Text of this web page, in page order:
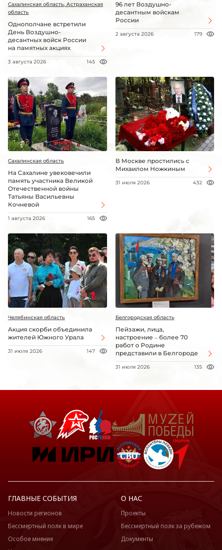
Сахалинская область, Астраханская
область
Однополчане встретили
День Воздушно-
десантных войск России
на памятных акциях
3 августа 2026 145
96 лет Воздушно-
десантным войскам
России
2 августа 2026 179
Сахалинская область
На Сахалине увековечили
память участника Великой
Отечественной войны
Татьяны Васильевны
Кочневой
1 августа 2026 165
В Москве простились с
Михаилом Ножкиным
31 июля 2026 432
Челябинская область
Акция скорби объединила
жителей Южного Урала
31 июля 2026 147
Белгородская область
Пейзажи, лица,
настроение – более 70
работ о Родине
представили в Белгороде
31 июля 2026 135
ГЛАВНЫЕ СОБЫТИЯ
Новости регионов
Бессмертный полк в мире
Особое мнение
О НАС
Проекты
Бессмертный полк за рубежом
Документы